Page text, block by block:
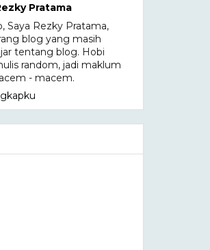
Pratama
Saya Rezky Pratama,
blog yang masih
tentang blog. Hobi
random, jadi maklum
- macem.